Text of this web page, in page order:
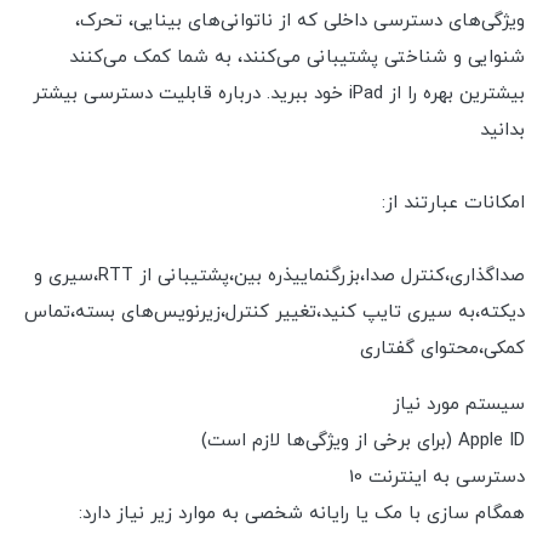
ویژگی‌های دسترسی داخلی که از ناتوانی‌های بینایی، تحرک،
شنوایی و شناختی پشتیبانی می‌کنند، به شما کمک می‌کنند
بیشترین بهره را از iPad خود ببرید. درباره قابلیت دسترسی بیشتر
بدانید
امکانات عبارتند از:
صداگذاری،کنترل صدا،بزرگنماییذره بین،پشتیبانی از RTT،سیری و
دیکته،به سیری تایپ کنید،تغییر کنترل،زیرنویس‌های بسته،تماس
کمکی،محتوای گفتاری
سیستم مورد نیاز
Apple ID (برای برخی از ویژگی‌ها لازم است)
دسترسی به اینترنت 10
همگام سازی با مک یا رایانه شخصی به موارد زیر نیاز دارد: